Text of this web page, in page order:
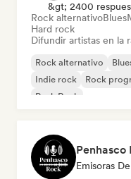
&gt; 2400
Rock alternativoBlues
Hard rock
Difundir artistas en la
Rock alternativo
Indie rock
Rock
Punk Rock
Penhasco
Emisoras